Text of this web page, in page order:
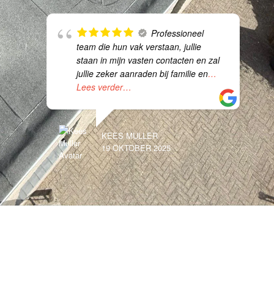
Professioneel
team die hun vak verstaan, jullie
staan in mijn vasten contacten en zal
jullie zeker aanraden bij familie en…
Lees verder…
KEES MULLER
19 OKTOBER 2025